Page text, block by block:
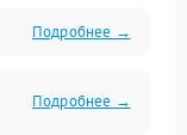
Подробнее →
Подробнее →